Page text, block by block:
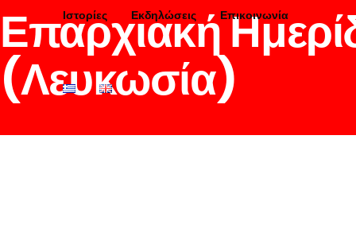
Ιστορίες Εκδηλώσεις Επικοινωνία
Επαρχιακή
(Λευκωσία)